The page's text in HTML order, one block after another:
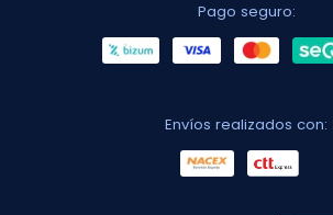
Pago seguro:
Envíos realizados con: